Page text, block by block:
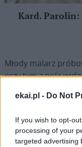
ekai.pl - Do Not
If you wish to opt-
processing of your
targeted advertising
Kard. Parolin:
Młody malarz
przy tym z pola
obrzydzonego w
powiedzieć – w
na – deformowane